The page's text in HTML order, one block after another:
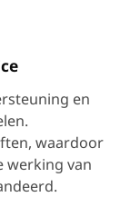
en
waardoor
werking van